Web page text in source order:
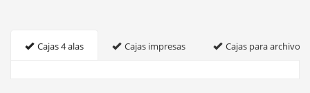
Cajas 4 alas Cajas impresas Cajas para archivo